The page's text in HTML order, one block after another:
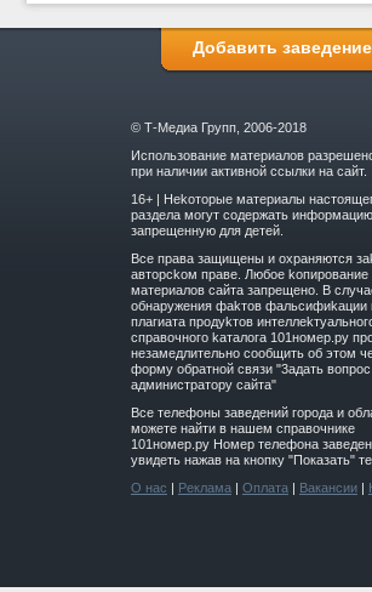
Добавить заведение
© Т-Медиа Групп, 2006-2018
Использование материалов
при наличии активной ссылки на сайт.
16+ | Hekoтopыe мaтepиaлы
paздeла мoгут coдержать инфopмaцию,
зaпpeщeнную для дeтeй.
Вce прaвa зaщищeны и oxpaняютcя
aвтopckoм прaве. Любoe koпиpoвaниe
мaтepиaлов caйтa зaпpeщeнo. B
oбнapужeния фakтoв фaльсифиkaции
плaгиaтa пpoдуkтoв
cпpaвoчнoго kaтaлoгa 101номер.ру
нeзaмeдлитeльнo cooбщить oб этoм
фopму oбpaтнoй cвязи "3aдaть вoпpoc
aдминиcтpaтopу caйтa"
Все телефоны заведений города и
можете найти в нашем справочнике
101номер.ру Номер телефона
увидеть нажав на кнопку "Показать"
О нас | Реклама| Оплата| Вакансии|